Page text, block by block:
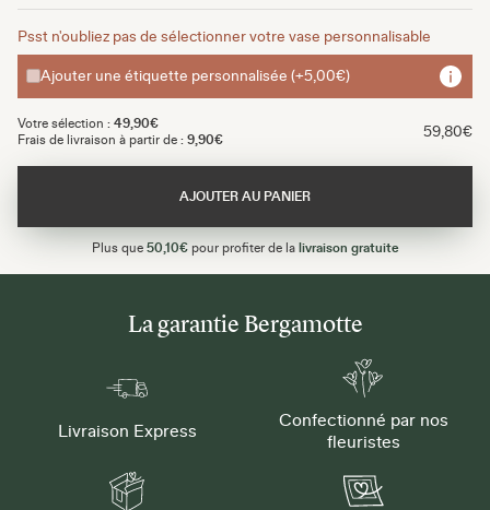
Psst n'oubliez pas de sélectionner votre vase personnalisable
Ajouter une étiquette personnalisée (+5,00€)
Votre sélection : 49,90€
Frais de livraison à partir de : 9,90€
59,80€
AJOUTER AU PANIER
Plus que 50,10€pour profiter de la livraison gratuite
La garantie Bergamotte
Livraison Express
Confectionné par nos
fleuristes